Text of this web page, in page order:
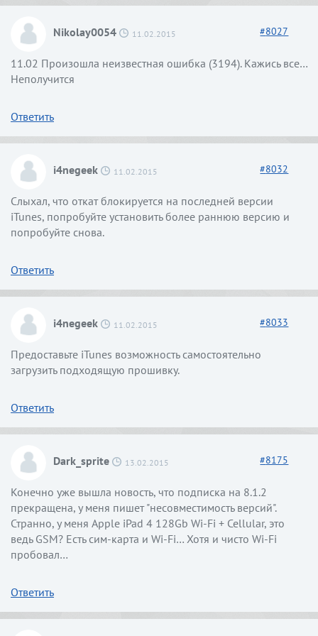
Nikolay0054 11.02.2015 #8027
11.02 Произошла неизвестная ошибка (3194). Кажись все…
Неполучится
Ответить
i4negeek 11.02.2015 #8032
Слыхал, что откат блокируется на последней версии
iTunes, попробуйте установить более раннюю версию и
попробуйте снова.
Ответить
i4negeek 11.02.2015 #8033
Предоставьте iTunes возможность самостоятельно
загрузить подходящую прошивку.
Ответить
Dark_sprite 13.02.2015 #8175
Конечно уже вышла новость, что подписка на 8.1.2
прекращена, у меня пишет "несовместимость версий".
Странно, у меня Apple iPad 4 128Gb Wi-Fi + Cellular, это
ведь GSM? Есть сим-карта и Wi-Fi… Хотя и чисто Wi-Fi
пробовал…
Ответить